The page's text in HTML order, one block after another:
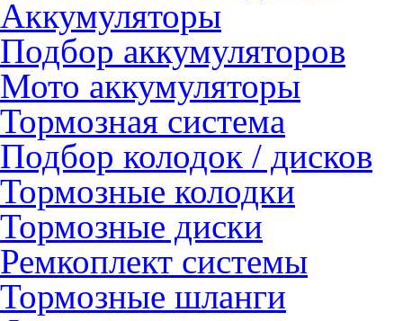
Аккумуляторы
Подбор аккумуляторов
Мото аккумуляторы
Тормозная система
Подбор колодок / дисков
Тормозные колодки
Тормозные диски
Ремкоплект системы
Тормозные шланги